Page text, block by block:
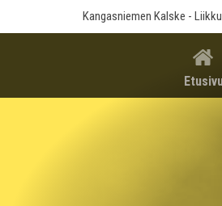
Kangasniemen Kalske -